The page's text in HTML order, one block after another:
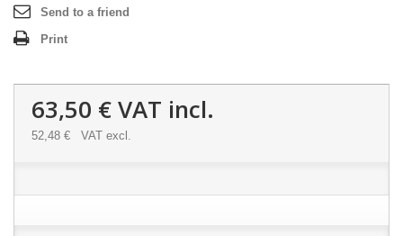
Send to a friend
Print
63,50 €VAT incl.
52,48 € VAT excl.